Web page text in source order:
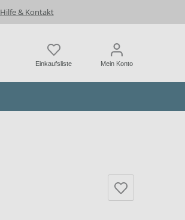
Hilfe & Kontakt
Einkaufsliste Mein Konto